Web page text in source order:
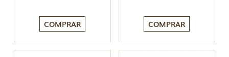
COMPRAR COMPRAR